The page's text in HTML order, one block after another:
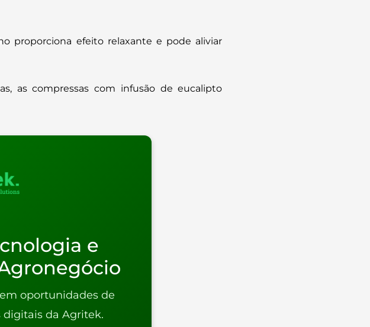
proporciona efeito relaxante e pode aliviar
as compressas com infusão de eucalipto
e
oportunidades de
digitais da Agritek.